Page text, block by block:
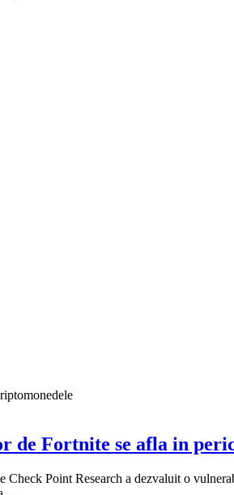
de Fortnite se afla in
Check Point Research a dezvaluit o